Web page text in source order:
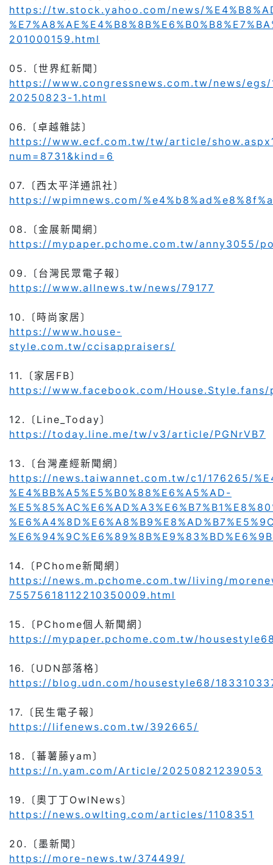
https://tw.stock.yahoo.com/news/
201000159.html
05.
〔世界紅新聞〕
https://www.congressnews.com.tw/news/egs/
20250823-1.html
06.
〔卓越雜誌〕
https://www.ecf.com.tw/tw/article/
num=8731&kind=6
07.
〔西太平洋通訊社〕
https://wpimnews.com/
08.
〔金展新聞網〕
https://mypaper.pchome.com.tw/anny3055/
09.
〔台灣民眾電子報〕
https://www.allnews.tw/news/79177
10.
〔時尚家居〕
https://www.house-
style.com.tw/ccisappraisers/
11.
〔家居FB〕
https://www.facebook.com/House.Style.fans/
12.
〔Line_Today〕
https://today.line.me/tw/v3/article/PGNrVB7
13.
〔台灣產經新聞網〕
https://news.taiwannet.com.tw/c1/176265/
%E4%BB%A5%E5%B0%88%E6%A5%AD-
14.
〔PChome新聞網〕
https://news.m.pchome.com.tw/living/
75575618112210350009.html
15.
〔PChome個人新聞網〕
https://mypaper.pchome.com.tw/
16.
〔UDN部落格〕
https://blog.udn.com/housestyle68/
17.
〔民生電子報〕
https://lifenews.com.tw/392665/
18.
〔蕃薯藤yam〕
https://n.yam.com/Article/20250821239053
19.
〔奧丁丁OwlNews〕
https://news.owlting.com/articles/1108351
20.
〔墨新聞〕
https://more-news.tw/374499/